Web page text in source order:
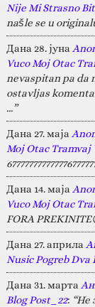
Nije Mi Strasno
našle se u
Дана 28. јуна
Vuco Moj Otac
nevaspitan pa da
ostavljas
…”
Дана 27. маја
Moj Otac Tramvaj
Дана 14. маја
Vuco Moj Otac
FORA
Дана 27. априла
Nusic Pogreb Dva
Дана 31. марта
Blog Post_22: “Не